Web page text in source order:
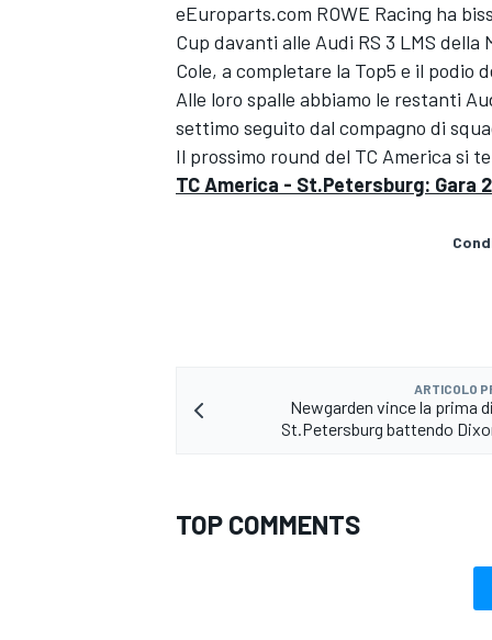
eEuroparts.com ROWE Racing ha
Cup davanti alle Audi RS 3 LMS
Cole, a completare la Top5 e il podio
Alle loro spalle abbiamo le restanti
settimo seguito dal compagno di
Il prossimo round del TC America si
TC America - St.Petersburg: Gara 2
ARTICOLO
Newgarden vince la prima
St.Petersburg battendo
TOP COMMENTS